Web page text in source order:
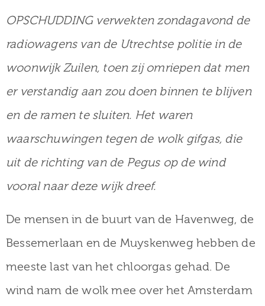
OPSCHUDDING verwekten zondagavond de
radiowagens van de Utrechtse politie in de
woonwijk Zuilen, toen zij omriepen dat men
er verstandig aan zou doen binnen te blijven
en de ramen te sluiten. Het waren
waarschuwingen tegen de wolk gifgas, die
uit de richting van de Pegus op de wind
vooral naar deze wijk dreef.
De mensen in de buurt van de Havenweg, de
Bessemerlaan en de Muyskenweg hebben de
meeste last van het chloorgas gehad. De
wind nam de wolk mee over het Amsterdam